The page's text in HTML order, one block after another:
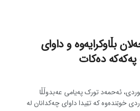
بڵاوکرایەوە و داوای
دەکات
ئەحمەد تورک پەیامی عەبدوڵڵا
خوێندەوە کە تێیدا داوای چەکدانان لە